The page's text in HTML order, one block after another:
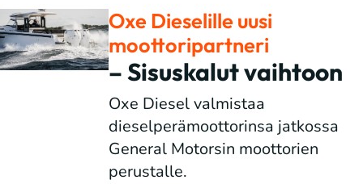
Oxe Dieselille uusi
moottoripartneri
– Sisuskalut vaihtoon
Oxe Diesel valmistaa
dieselperämoottorinsa jatkossa
General Motorsin moottorien
perustalle.